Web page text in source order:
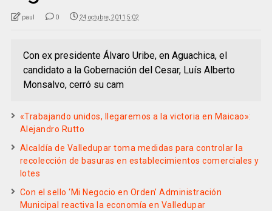
paul 0 24 octubre, 2011 5:02
Con ex presidente Álvaro Uribe, en Aguachica, el
candidato a la Gobernación del Cesar, Luís Alberto
Monsalvo, cerró su cam
«Trabajando unidos, llegaremos a la victoria en Maicao»:
Alejandro Rutto
Alcaldía de Valledupar toma medidas para controlar la
recolección de basuras en establecimientos comerciales y
lotes
Con el sello ‘Mi Negocio en Orden’ Administración
Municipal reactiva la economía en Valledupar